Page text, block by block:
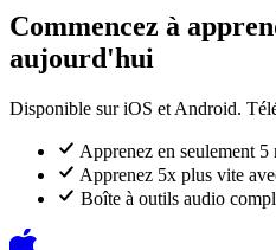
Commencez à
aujourd'hui
Disponible sur iOS et Android.
Apprenez en seulement
Apprenez 5x plus vite
Boîte à outils audio